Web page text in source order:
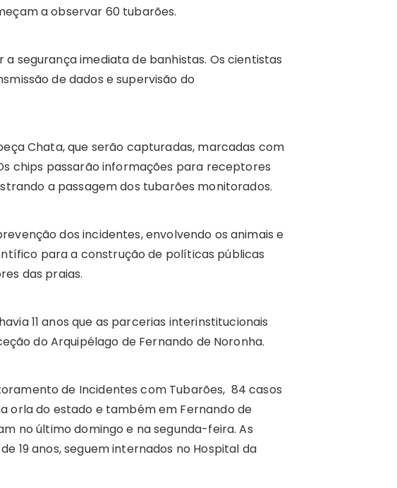
a observar 60 tubarões.
segurança imediata de banhistas. Os cientistas
de dados e supervisão do
Chata, que serão capturadas, marcadas com
chips passarão informações para receptores
a passagem dos tubarões monitorados.
dos incidentes, envolvendo os animais e
para a construção de políticas públicas
das praias.
11 anos que as parcerias interinstitucionais
do Arquipélago de Fernando de Noronha.
de Incidentes com Tubarões, 84 casos
orla do estado e também em Fernando de
no último domingo e na segunda-feira. As
19 anos, seguem internados no Hospital da